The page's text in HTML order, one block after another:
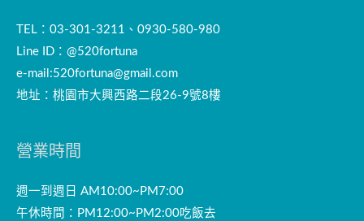
TEL：03-301-3211、0930-580-980
Line ID：@520fortuna
e-mail:520fortuna@gmail.com
地址：桃園市大興西路二段26-9號8樓
營業時間
週一到週日 AM10:00~PM7:00
午休時間：PM12:00~PM2:00吃飯去